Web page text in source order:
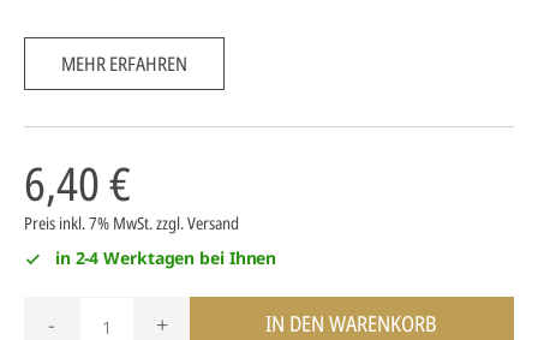
MEHR ERFAHREN
6,40 €
Preis inkl. 7% MwSt.zzgl. Versand
in 2-4 Werktagen bei Ihnen
+
- IN DEN WARENKORB